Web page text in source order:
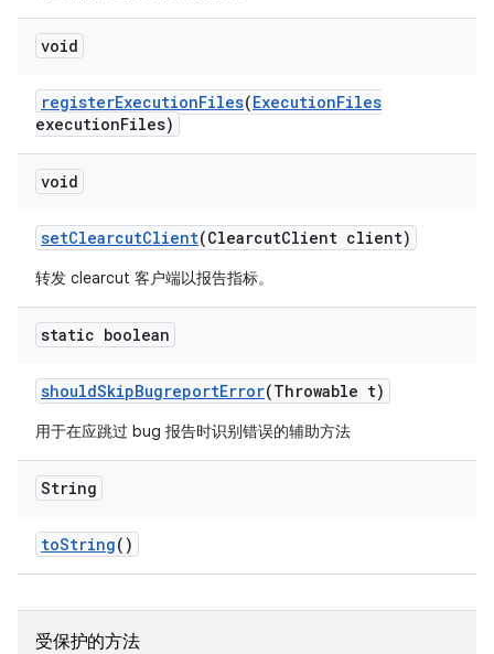
void
registerExecutionFiles(ExecutionFiles
executionFiles)
void
setClearcutClient(ClearcutClient client)
转发 clearcut 客户端以报告指标。
static boolean
shouldSkipBugreportError(Throwable t)
用于在应跳过 bug 报告时识别错误的辅助方法
String
toString()
受保护的方法